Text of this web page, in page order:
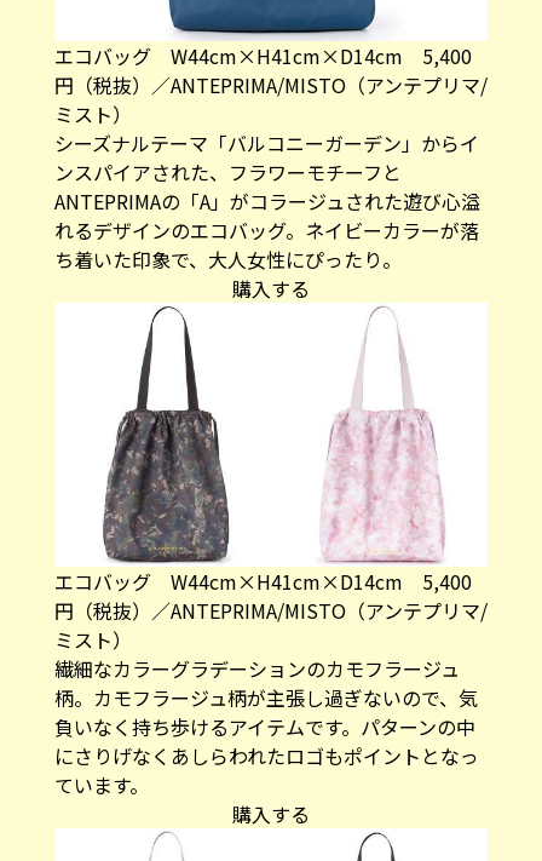
エコバッグ W44cm×H41cm×D14cm 5,400
円（税抜）／ANTEPRIMA/MISTO（アンテプリマ/
ミスト）
シーズナルテーマ「バルコニーガーデン」からイ
ンスパイアされた、フラワーモチーフと
ANTEPRIMAの「A」がコラージュされた遊び心溢
れるデザインのエコバッグ。ネイビーカラーが落
ち着いた印象で、大人女性にぴったり。
購入する
エコバッグ W44cm×H41cm×D14cm 5,400
円（税抜）／ANTEPRIMA/MISTO（アンテプリマ/
ミスト）
繊細なカラーグラデーションのカモフラージュ
柄。カモフラージュ柄が主張し過ぎないので、気
負いなく持ち歩けるアイテムです。パターンの中
にさりげなくあしらわれたロゴもポイントとなっ
ています。
購入する